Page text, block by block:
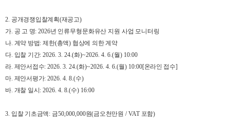
2. 공개경쟁입찰계획(재공고)
가. 공 고 명:2026년 인류무형문화유산 지원 사업 모니터링
나. 계약 방법:제한(총액) 협상에 의한 계약
다. 입찰 기간: 2026. 3. 24.(화)~2026. 4. 6.(월) 10:00
라. 제안서접수: 2026. 3. 24.(화)~2026. 4. 6.(월) 10:00[온라인 접수]
마. 제안서평가: 2026. 4. 8.(수)
바. 개찰 일시: 2026. 4. 8.(수) 16:00
3. 입찰 기초금액: 금50,000,000원(금오천만원 / VAT 포함)